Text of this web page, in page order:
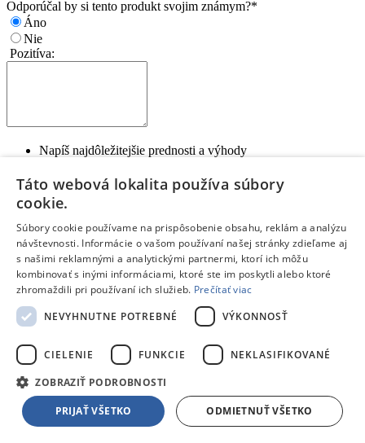
Odporúčal by si tento produkt svojim známym?*
Áno
Nie
Pozitíva:
Napíš najdôležitejšie prednosti a výhody
Každý bod napíš na nový riadok
Negatíva:
Napíš slabé stránky a nevýhody produktu
Čo by mohlo byť na produkte lepšie?
Ak si s výrobkom 100% spokojný, toto políčko nevypĺňaj
Zhrnutie:*
Táto webová lokalita používa súbory
cookie.
Súbory cookie používame na prispôsobenie obsahu, reklám a analýzu
návštevnosti. Informácie o vašom používaní našej stránky zdieľame aj
s našimi reklamnými a analytickými partnermi, ktorí ich môžu
kombinovať s inými informáciami, ktoré ste im poskytli alebo ktoré
zhromaždili pri používaní ich služieb. Prečítať viac
NEVYHNUTNE POTREBNÉ
VÝKONNOSŤ
CIELENIE FUNKCIE NEKLASIFIKOVANÉ
ZOBRAZIŤ PODROBNOSTI
PRIJAŤ VŠETKO ODMIETNUŤ VŠETKO